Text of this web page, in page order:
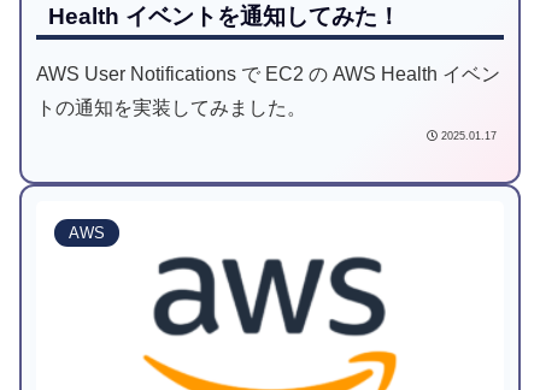
Health イベントを通知してみた！
AWS User Notifications で EC2 の AWS Health イベン
トの通知を実装してみました。
2025.01.17
AWS